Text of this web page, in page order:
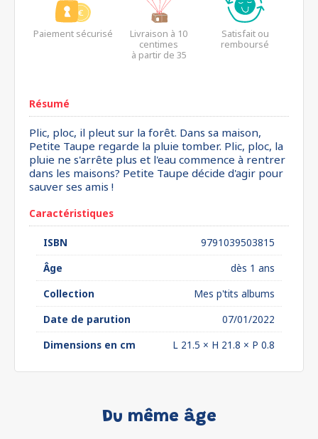
Paiement sécurisé
Livraison à 10
centimes
à partir de 35
Satisfait ou
remboursé
Résumé
Plic, ploc, il pleut sur la forêt. Dans sa maison,
Petite Taupe regarde la pluie tomber. Plic, ploc, la
pluie ne s'arrête plus et l'eau commence à rentrer
dans les maisons? Petite Taupe décide d'agir pour
sauver ses amis !
Caractéristiques
ISBN
9791039503815
Âge
dès 1 ans
Collection
Mes p'tits albums
Date de parution
07/01/2022
Dimensions en cm
L 21.5 × H 21.8 × P 0.8
Du même âge